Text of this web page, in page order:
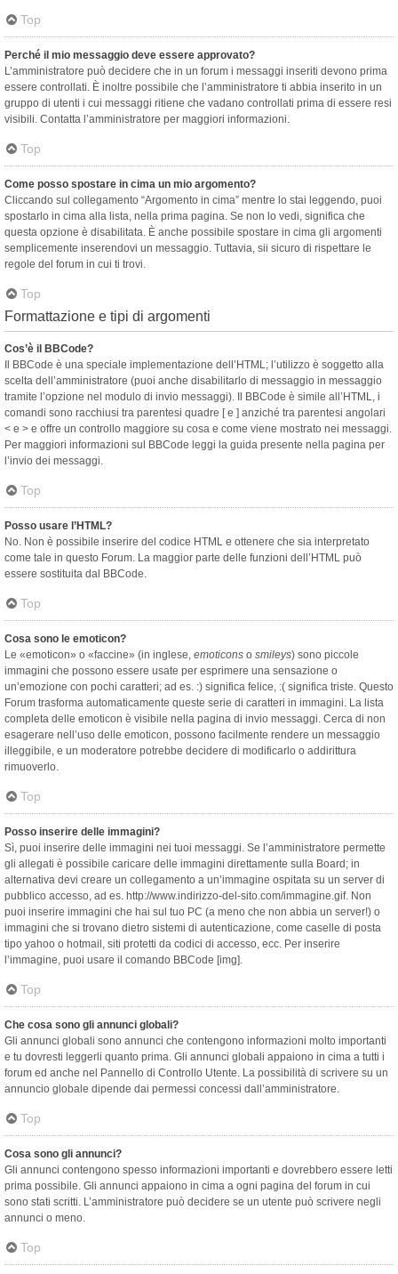
Top
Perché il mio messaggio deve essere approvato?
L’amministratore può decidere che in un forum i messaggi inseriti devono prima
essere controllati. È inoltre possibile che l’amministratore ti abbia inserito in un
gruppo di utenti i cui messaggi ritiene che vadano controllati prima di essere resi
visibili. Contatta l’amministratore per maggiori informazioni.
Top
Come posso spostare in cima un mio argomento?
Cliccando sul collegamento “Argomento in cima” mentre lo stai leggendo, puoi
spostarlo in cima alla lista, nella prima pagina. Se non lo vedi, significa che
questa opzione è disabilitata. È anche possibile spostare in cima gli argomenti
semplicemente inserendovi un messaggio. Tuttavia, sii sicuro di rispettare le
regole del forum in cui ti trovi.
Top
Formattazione e tipi di argomenti
Cos’è il BBCode?
Il BBCode è una speciale implementazione dell’HTML; l’utilizzo è soggetto alla
scelta dell’amministratore (puoi anche disabilitarlo di messaggio in messaggio
tramite l’opzione nel modulo di invio messaggi). Il BBCode è simile all’HTML, i
comandi sono racchiusi tra parentesi quadre [ e ] anziché tra parentesi angolari
< e > e offre un controllo maggiore su cosa e come viene mostrato nei messaggi.
Per maggiori informazioni sul BBCode leggi la guida presente nella pagina per
l’invio dei messaggi.
Top
Posso usare l’HTML?
No. Non è possibile inserire del codice HTML e ottenere che sia interpretato
come tale in questo Forum. La maggior parte delle funzioni dell’HTML può
essere sostituita dal BBCode.
Top
Cosa sono le emoticon?
Le «emoticon» o «faccine» (in inglese, emoticons o smileys) sono piccole
immagini che possono essere usate per esprimere una sensazione o
un’emozione con pochi caratteri; ad es. :) significa felice, :( significa triste. Questo
Forum trasforma automaticamente queste serie di caratteri in immagini. La lista
completa delle emoticon è visibile nella pagina di invio messaggi. Cerca di non
esagerare nell’uso delle emoticon, possono facilmente rendere un messaggio
illeggibile, e un moderatore potrebbe decidere di modificarlo o addirittura
rimuoverlo.
Top
Posso inserire delle immagini?
Sì, puoi inserire delle immagini nei tuoi messaggi. Se l’amministratore permette
gli allegati è possibile caricare delle immagini direttamente sulla Board; in
alternativa devi creare un collegamento a un’immagine ospitata su un server di
pubblico accesso, ad es. http://www.indirizzo-del-sito.com/immagine.gif. Non
puoi inserire immagini che hai sul tuo PC (a meno che non abbia un server!) o
immagini che si trovano dietro sistemi di autenticazione, come caselle di posta
tipo yahoo o hotmail, siti protetti da codici di accesso, ecc. Per inserire
l’immagine, puoi usare il comando BBCode [img].
Top
Che cosa sono gli annunci globali?
Gli annunci globali sono annunci che contengono informazioni molto importanti
e tu dovresti leggerli quanto prima. Gli annunci globali appaiono in cima a tutti i
forum ed anche nel Pannello di Controllo Utente. La possibilità di scrivere su un
annuncio globale dipende dai permessi concessi dall’amministratore.
Top
Cosa sono gli annunci?
Gli annunci contengono spesso informazioni importanti e dovrebbero essere letti
prima possibile. Gli annunci appaiono in cima a ogni pagina del forum in cui
sono stati scritti. L’amministratore può decidere se un utente può scrivere negli
annunci o meno.
Top